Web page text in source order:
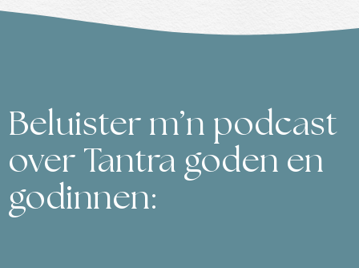
Beluister m’n podcast
over Tantra goden en
godinnen: